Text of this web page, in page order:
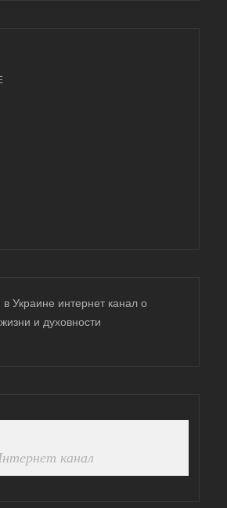
Украине интернет канал о
и духовности
FB
канал